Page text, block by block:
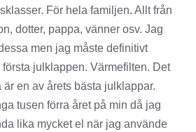
För hela familjen. Allt från
dotter, pappa, vänner osv. Jag
men jag måste definitivt
julklappen. Värmefilten. Det
en av årets bästa julklappar.
tusen förra året på min då jag
lika mycket el när jag använde